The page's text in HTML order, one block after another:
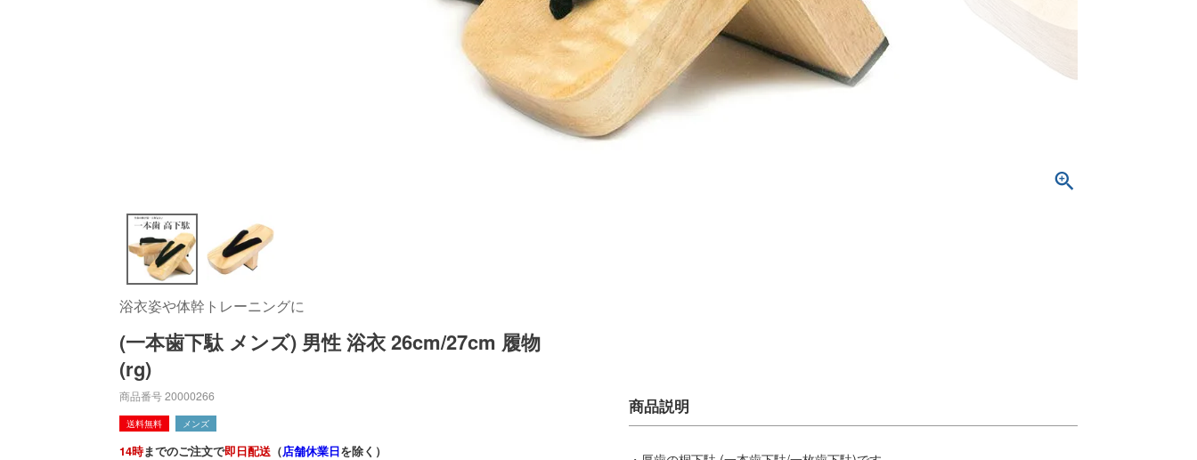
浴衣姿や体幹トレーニングに
(一本歯下駄 メンズ) 男性 浴衣 26cm/27cm 履物
(rg)
商品番号 20000266
送料無料 メンズ
14時までのご注文で即日配送 （店舗休業日を除く）